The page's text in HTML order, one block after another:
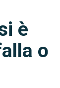
è
o